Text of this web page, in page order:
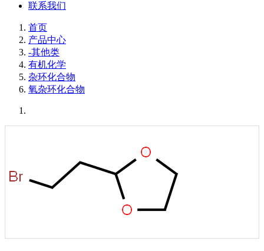
联系我们
首页
产品中心
-其他类
有机化学
杂环化合物
氧杂环化合物